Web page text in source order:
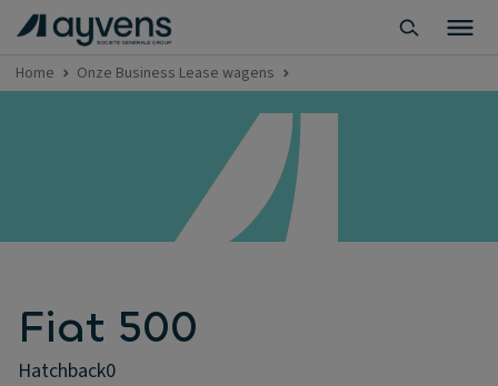
Home Onze Business Lease wagens
Fiat 500
hatchback0